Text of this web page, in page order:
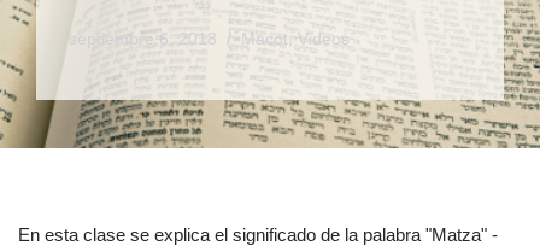
septiembre 6, 2018 Macot,Videos
En esta clase se explica el significado de la palabra "Matza" -